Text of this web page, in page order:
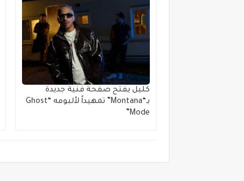
كليل يفتح صفحة فنية جديدة
بـ“Montana” تمهيداً لألبومه “Ghost
Mode”